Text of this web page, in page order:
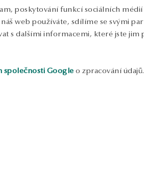
poskytování funkcí sociálních
web používáte, sdílíme se svými
s dalšími informacemi, které jste
společnosti Google o zpracování údajů.